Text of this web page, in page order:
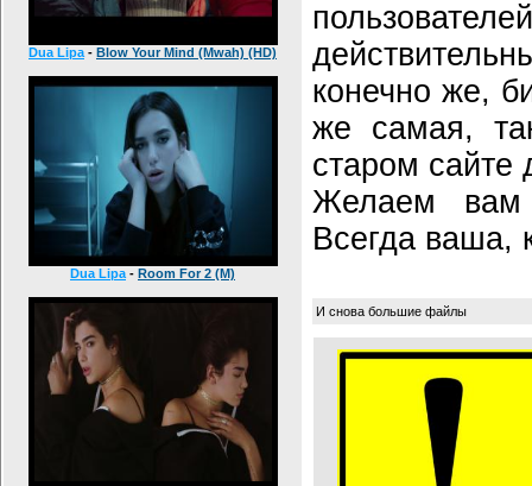
Dua Lipa - Blow Your Mind (Mwah) (HD)
Dua Lipa - Room For 2 (M)
конечно же,
же самая,
старом сайте
Желаем вам
Всегда ваша,
И снова большие файлы